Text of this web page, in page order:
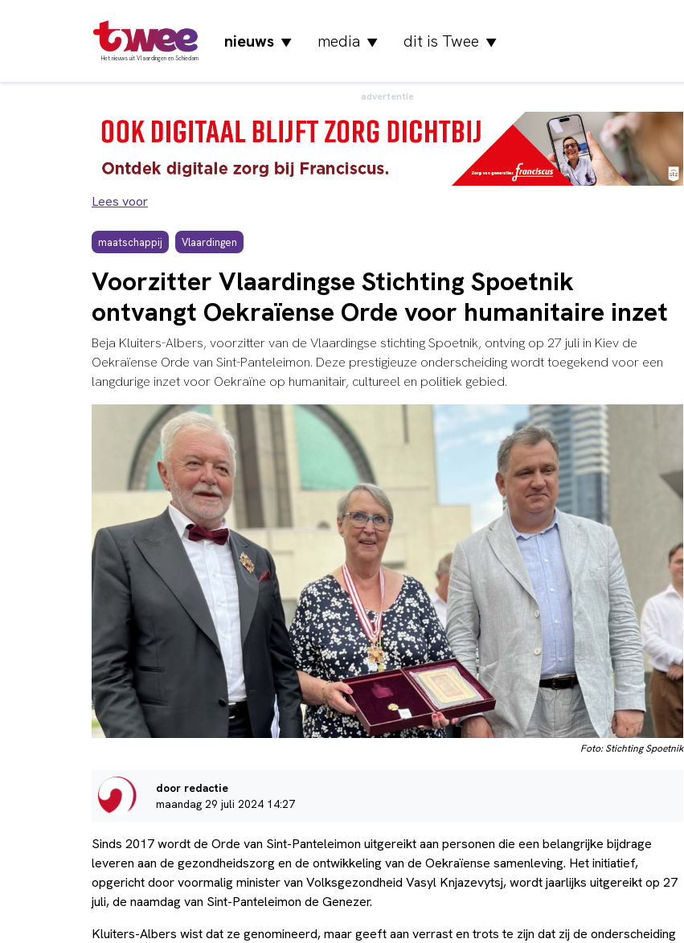
Het nieuws uit Vlaardingen en Schiedam
nieuws▼ media ▼ dit is Twee ▼
advertentie
Lees voor
maatschappij Vlaardingen
Voorzitter Vlaardingse Stichting Spoetnik
ontvangt Oekraïense Orde voor humanitaire inzet
Beja Kluiters-Albers, voorzitter van de Vlaardingse stichting Spoetnik, ontving op 27 juli in Kiev de
Oekraïense Orde van Sint-Panteleimon. Deze prestigieuze onderscheiding wordt toegekend voor een
langdurige inzet voor Oekraïne op humanitair, cultureel en politiek gebied.
Foto: Stichting Spoetnik
door redactie
maandag 29 juli 2024 14:27
Sinds 2017 wordt de Orde van Sint-Panteleimon uitgereikt aan personen die een belangrijke bijdrage
leveren aan de gezondheidszorg en de ontwikkeling van de Oekraïense samenleving. Het initiatief,
opgericht door voormalig minister van Volksgezondheid Vasyl Knjazevytsj, wordt jaarlijks uitgereikt op 27
juli, de naamdag van Sint-Panteleimon de Genezer.
Kluiters-Albers wist dat ze genomineerd, maar geeft aan verrast en trots te zijn dat zij de onderscheiding